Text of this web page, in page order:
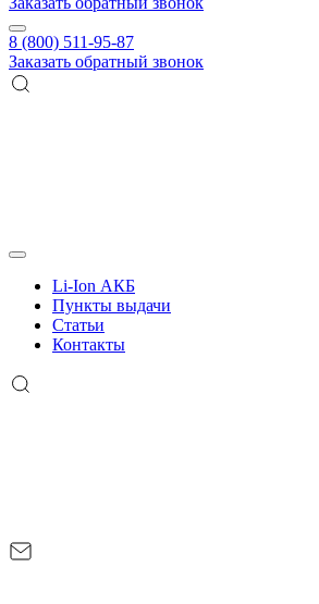
8 (800) 511-95-87
Заказать обратный звонок
Li-Ion АКБ
Пункты выдачи
Статьи
Контакты